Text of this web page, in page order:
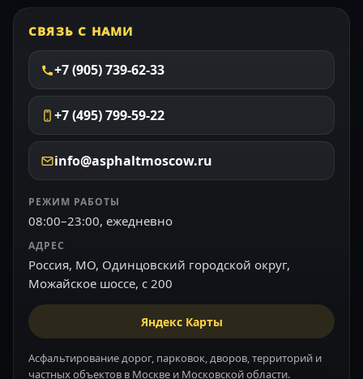
СВЯЗЬ С НАМИ
+7 (905) 739-62-33
+7 (495) 799-59-22
info@asphaltmoscow.ru
РЕЖИМ РАБОТЫ
08:00–23:00, ежедневно
АДРЕС
Россия, МО, Одинцовский городской округ,
Можайское шоссе, с 200
Яндекс Карты
Асфальтирование дорог, парковок, дворов, территорий и
частных объектов в Москве и Московской области.